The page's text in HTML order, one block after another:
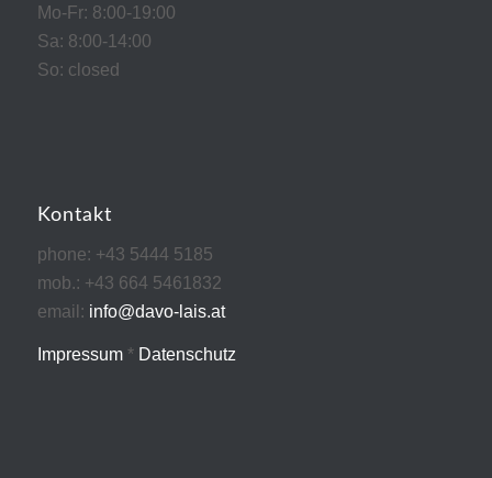
Mo-Fr: 8:00-19:00
Sa: 8:00-14:00
So: closed
Kontakt
phone: +43 5444 5185
mob.: +43 664 5461832
email: info@davo-lais.at
Impressum* Datenschutz